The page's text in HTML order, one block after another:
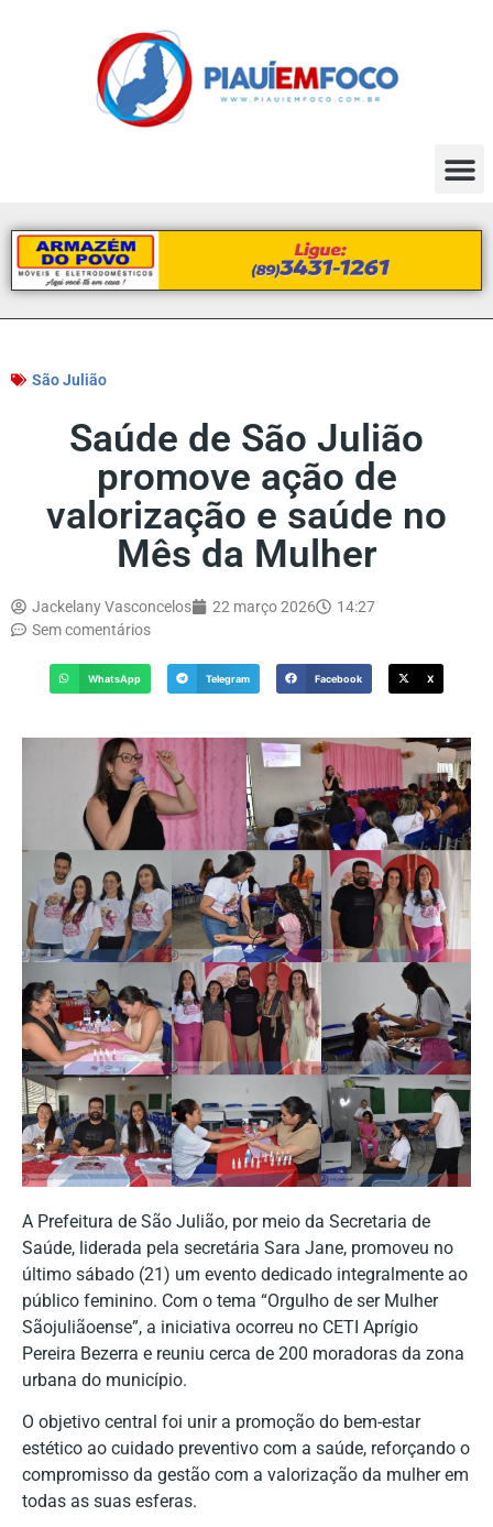
São Julião
Saúde de São Julião
promove ação de
valorização e saúde no
Mês da Mulher
Jackelany Vasconcelos 22 março 2026
14:27
Sem comentários
WhatsApp Telegram Facebook X
A Prefeitura de São Julião, por meio da Secretaria de
Saúde, liderada pela secretária Sara Jane, promoveu no
último sábado (21) um evento dedicado integralmente ao
público feminino. Com o tema “Orgulho de ser Mulher
Sãojuliãoense”, a iniciativa ocorreu no CETI Aprígio
Pereira Bezerra e reuniu cerca de 200 moradoras da zona
urbana do município.
O objetivo central foi unir a promoção do bem-estar
estético ao cuidado preventivo com a saúde, reforçando o
compromisso da gestão com a valorização da mulher em
todas as suas esferas.